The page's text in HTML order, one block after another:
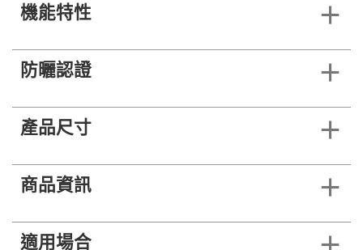
機能特性
防曬認證
產品尺寸
商品資訊
適用場合